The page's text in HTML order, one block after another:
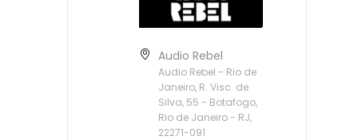
Audio Rebel
Audio Rebel - Rio de
Janeiro, R. Visc. de
Silva, 55 - Botafogo,
Rio de Janeiro - RJ,
22271-091